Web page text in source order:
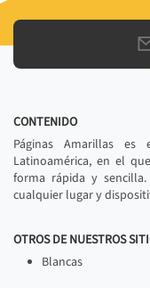
CONTENIDO
Páginas Amarillas
Latinoamérica, en el
forma rápida y sencilla.
cualquier lugar y
OTROS DE NUESTROS
Blancas